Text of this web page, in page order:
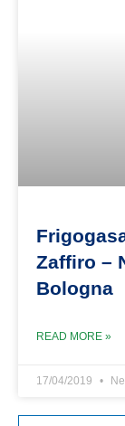
Zaffiro –
Bologna
READ MORE »
17/04/2019